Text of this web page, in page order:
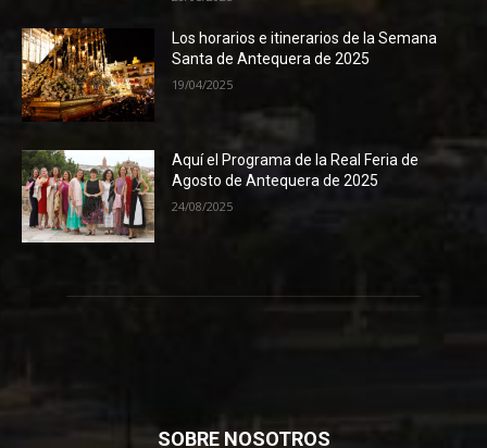
Los horarios e itinerarios de la Semana
Santa de Antequera de 2025
19/04/2025
Aquí el Programa de la Real Feria de
Agosto de Antequera de 2025
24/08/2025
SOBRE NOSOTROS